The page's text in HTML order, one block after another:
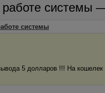
системы
системы
5 долларов !!! На